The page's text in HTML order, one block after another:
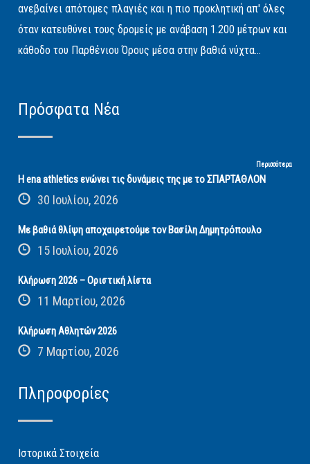
ανεβαίνει απότομες πλαγιές και η πιο προκλητική απ' όλες
όταν κατευθύνει τους δρομείς με ανάβαση 1.200 μέτρων και
κάθοδο του Παρθένιου Όρους μέσα στην βαθιά νύχτα...
Πρόσφατα Νέα
Περισσότερα
Η ena athletics ενώνει τις δυνάμεις της με το ΣΠΑΡΤΑΘΛΟΝ
30 Ιουλίου, 2026
Με βαθιά θλίψη αποχαιρετούμε τον Βασίλη Δημητρόπουλο
15 Ιουλίου, 2026
Κλήρωση 2026 – Οριστική λίστα
11 Μαρτίου, 2026
Κλήρωση Αθλητών 2026
7 Μαρτίου, 2026
Πληροφορίες
Ιστορικά Στοιχεία